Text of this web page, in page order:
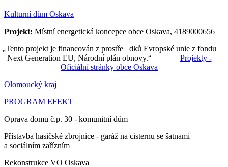
Kulturní dům Oskava
Projekt: Místní energetická koncepce obce Oskava, 4189000656
„Tento projekt je financován z prostře dků Evropské unie z fondu
Next Generation EU, Národní plán obnovy.“ Projekty -
Oficiální stránky obce Oskava
Olomoucký kraj
PROGRAM EFEKT
Oprava domu č.p. 30 - komunitní dům
Přístavba hasičské zbrojnice - garáž na cisternu se šatnami
a sociálním zařízním
Rekonstrukce VO Oskava